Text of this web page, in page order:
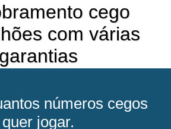
cego
com várias
garantias
números cegos
quer jogar.